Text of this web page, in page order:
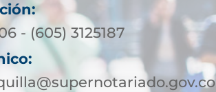
- (605) 3125187